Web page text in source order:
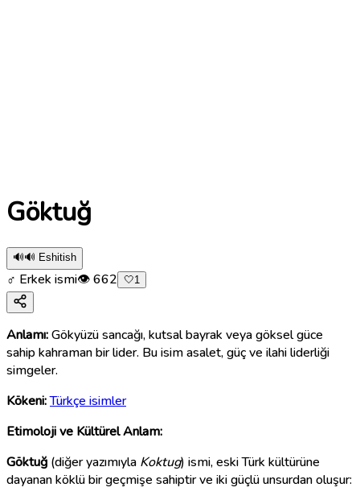
Göktuğ
🔊🔊 Eshitish
♂ Erkek ismi👁662 🤍1
Anlamı:Gökyüzü sancağı, kutsal bayrak veya göksel güce
sahip kahraman bir lider. Bu isim asalet, güç ve ilahi liderliği
simgeler.
Kökeni:Türkçe isimler
Etimoloji ve Kültürel Anlam:
Göktuğ (diğer yazımıyla Koktug) ismi, eski Türk kültürüne
dayanan köklü bir geçmişe sahiptir ve iki güçlü unsurdan oluşur: